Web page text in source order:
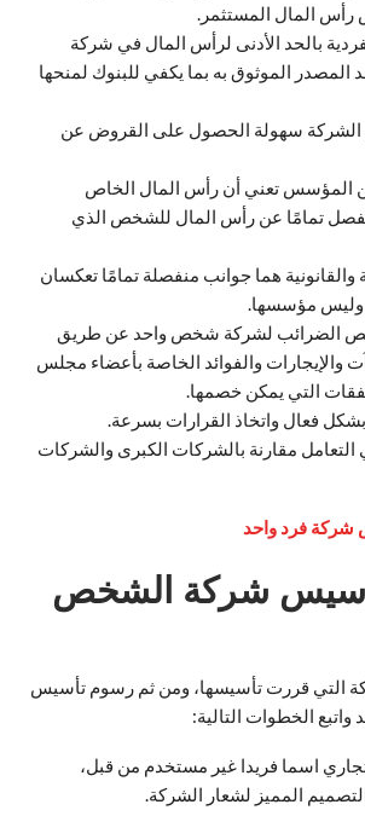
رأس المال المستثمر.
بالحد الأدنى لرأس المال في شركة
الموثوق به بما يكفي للبنوك لمنحها
الشركة سهولة الحصول على القروض عن
عن المؤسس تعني أن رأس المال الخاص
تمامًا عن رأس المال للشخص الذي
والقانونية هما جوانب منفصلة تمامًا تعكسان
وليس مؤسسها.
الضرائب لشركة شخص واحد عن طريق
والإيجارات والفوائد الخاصة بأعضاء مجلس
التي يمكن خصمها.
فعال واتخاذ القرارات بسرعة.
التعامل مقارنة بالشركات الكبرى والشركات
شركة فرد واحد
شركة الشخص
التي قررت تأسيسها، ومن ثم رسوم تأسيس
الخطوات التالية:
اسما فريدا غير مستخدم من قبل،
المميز لشعار الشركة.